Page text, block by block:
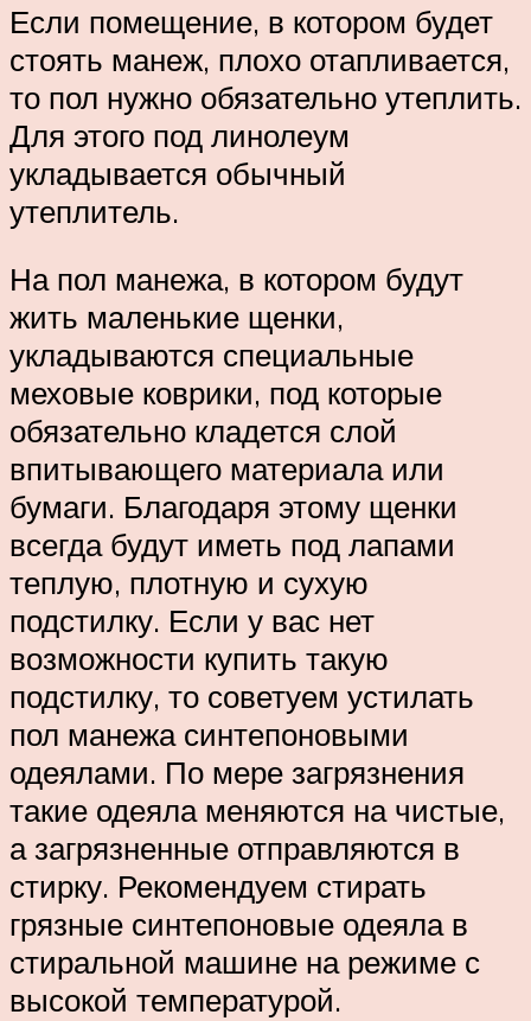
Если помещение, в котором будет
стоять манеж, плохо отапливается,
то пол нужно обязательно утеплить.
Для этого под линолеум
укладывается обычный
утеплитель.
На пол манежа, в котором будут
жить маленькие щенки,
укладываются специальные
меховые коврики, под которые
обязательно кладется слой
впитывающего материала или
бумаги. Благодаря этому щенки
всегда будут иметь под лапами
теплую, плотную и сухую
подстилку. Если у вас нет
возможности купить такую
подстилку, то советуем устилать
пол манежа синтепоновыми
одеялами. По мере загрязнения
такие одеяла меняются на чистые,
а загрязненные отправляются в
стирку. Рекомендуем стирать
грязные синтепоновые одеяла в
стиральной машине на режиме с
высокой температурой.